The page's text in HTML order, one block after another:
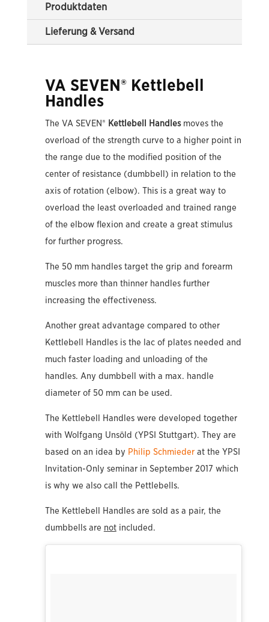
Produktdaten
Lieferung & Versand
VA SEVEN® Kettlebell
Handles
The VA SEVEN® Kettlebell Handles moves the
overload of the strength curve to a higher point in
the range due to the modified position of the
center of resistance (dumbbell) in relation to the
axis of rotation (elbow). This is a great way to
overload the least overloaded and trained range
of the elbow flexion and create a great stimulus
for further progress.
The 50 mm handles target the grip and forearm
muscles more than thinner handles further
increasing the effectiveness.
Another great advantage compared to other
Kettlebell Handles is the lac of plates needed and
much faster loading and unloading of the
handles. Any dumbbell with a max. handle
diameter of 50 mm can be used.
The Kettlebell Handles were developed together
with Wolfgang Unsöld (YPSI Stuttgart). They are
based on an idea by Philip Schmiederat the YPSI
Invitation-Only seminar in September 2017 which
is why we also call the Pettlebells.
The Kettlebell Handles are sold as a pair, the
dumbbells are notincluded.